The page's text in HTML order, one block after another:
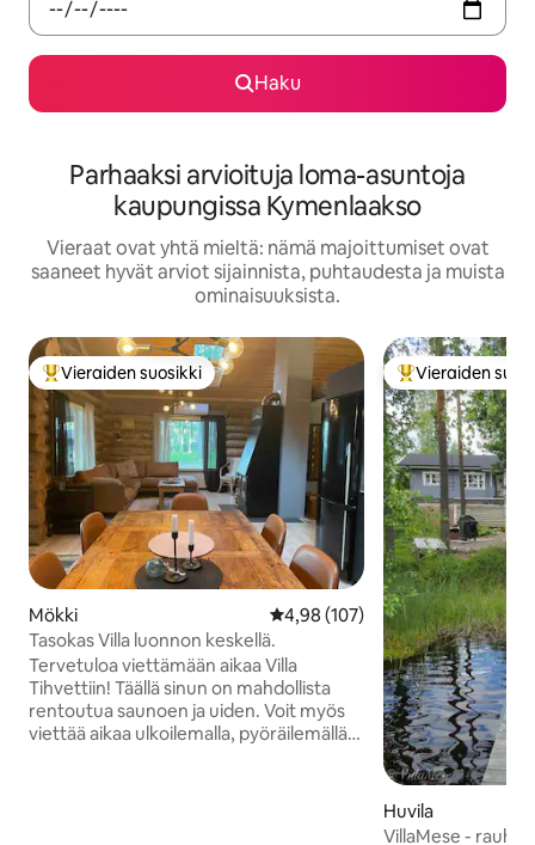
Haku
Parhaaksi arvioituja loma-asuntoja
kaupungissa Kymenlaakso
Vieraat ovat yhtä mieltä: nämä majoittumiset ovat
saaneet hyvät arviot sijainnista, puhtaudesta ja muista
ominaisuuksista.
Vieraiden suosikkien parhaimmistoa
Vieraiden suosikki
Mökki Keskimääräinen arvio 4,98/5,
4,98 (107)
Tasokas Villa luonnon keskellä.
Tervetuloa viettämään aikaa Villa
Tihvettiin! Täällä sinun on mahdollista
rentoutua saunoen ja uiden. Voit myös
viettää aikaa ulkoilemalla, pyöräilemällä,
Vieraiden
Vieraiden
Huvila
VillaMese -